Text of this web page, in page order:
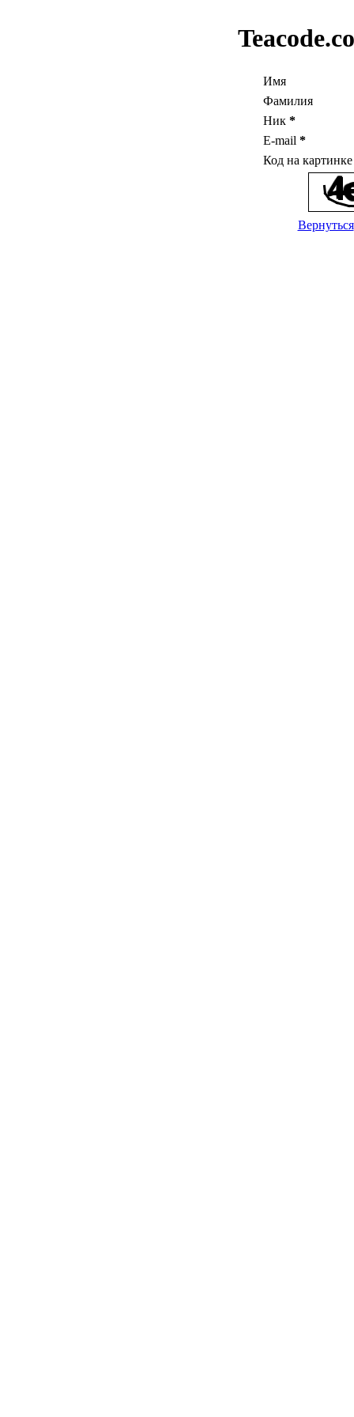
Имя
Фамилия
Ник *
E-mail *
Код на
Вернуться